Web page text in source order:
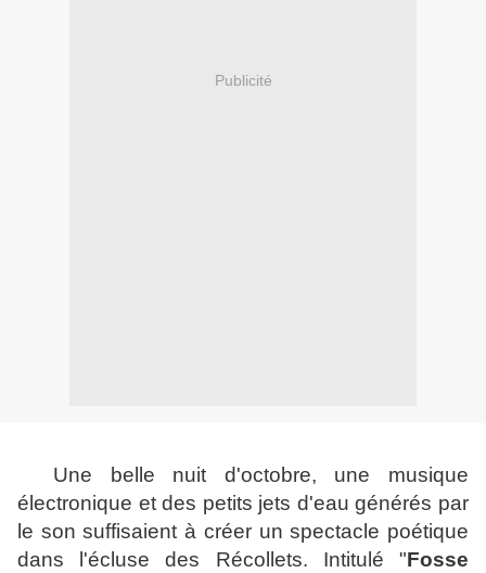
Publicité
Une belle nuit d'octobre, une musique
électronique et des petits jets d'eau générés par
le son suffisaient à créer un spectacle poétique
dans l'écluse des Récollets. Intitulé "Fosse